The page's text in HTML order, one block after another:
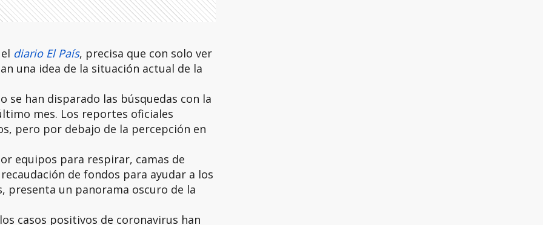
diario El País, precisa que con solo ver
una idea de la situación actual de la
se han disparado las búsquedas con la
mes. Los reportes oficiales
pero por debajo de la percepción en
equipos para respirar, camas de
de fondos para ayudar a los
presenta un panorama oscuro de la
casos positivos de coronavirus han